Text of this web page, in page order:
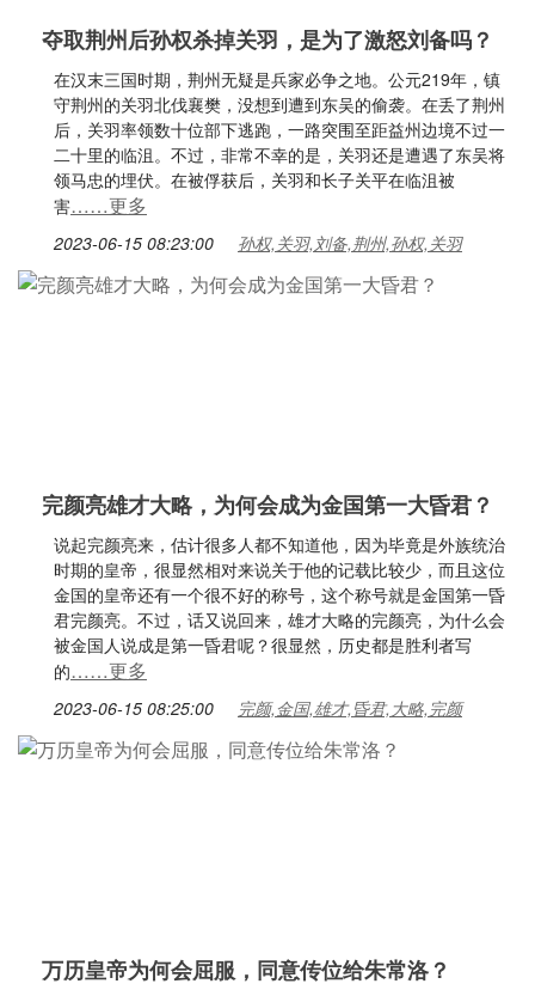
夺取荆州后孙权杀掉关羽，是为了激怒刘备吗？
在汉末三国时期，荆州无疑是兵家必争之地。公元219年，镇
守荆州的关羽北伐襄樊，没想到遭到东吴的偷袭。在丢了荆州
后，关羽率领数十位部下逃跑，一路突围至距益州边境不过一
二十里的临沮。不过，非常不幸的是，关羽还是遭遇了东吴将
领马忠的埋伏。在被俘获后，关羽和长子关平在临沮被
害……更多
2023-06-15 08:23:00 孙权,关羽,刘备,荆州,孙权,关羽
完颜亮雄才大略，为何会成为金国第一大昏君？
说起完颜亮来，估计很多人都不知道他，因为毕竟是外族统治
时期的皇帝，很显然相对来说关于他的记载比较少，而且这位
金国的皇帝还有一个很不好的称号，这个称号就是金国第一昏
君完颜亮。不过，话又说回来，雄才大略的完颜亮，为什么会
被金国人说成是第一昏君呢？很显然，历史都是胜利者写
的……更多
2023-06-15 08:25:00 完颜,金国,雄才,昏君,大略,完颜
万历皇帝为何会屈服，同意传位给朱常洛？